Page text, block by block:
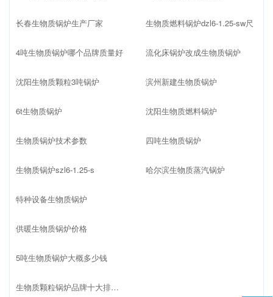
长春生物质锅炉生产厂家
4吨生物质锅炉哪个品牌质量好
沈阳生物质颗粒3吨锅炉
6t生物质锅炉
生物质锅炉技术参数
生物质燃料锅炉dzl6-1.25-sw尺
流化床锅炉改成生物质锅炉
滨州新建生物质锅炉
沈阳生物质燃料锅炉
四吨生物质锅炉
生物质锅炉szl6-1.25-s
特种设备生物质锅炉
供暖生物质锅炉价格
5吨生物质锅炉大概多少钱
生物质颗粒锅炉品牌十大排名榜
哈尔滨生物质蒸汽锅炉